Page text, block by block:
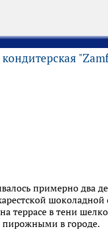
примерно два
террасе в тени
в городе.